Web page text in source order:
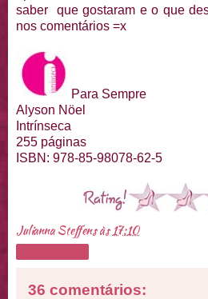
saber que gostaram e o que
nos comentários =x
Para Sempre
Alyson Nöel
Intrínseca
255 páginas
ISBN: 978-85-98078-62-5
Julianna Steffensàs 17:10
36 comentários: